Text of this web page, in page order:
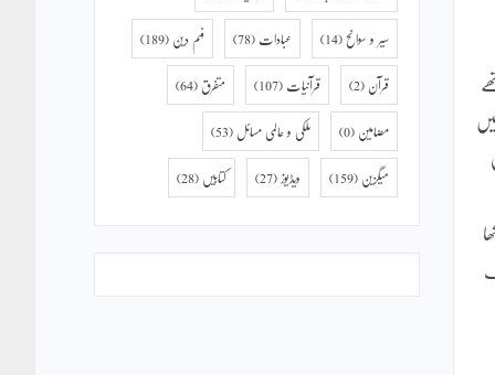
سیر و سوانح(14) عبادات (78) فہم دین (189)
قرآن (2) قرآنیات (107) متفرق (64)
مضامین (0) ملکی و عالمی مسائل (53)
میگزین (159) ویڈیوز (27) کتابیں (28)